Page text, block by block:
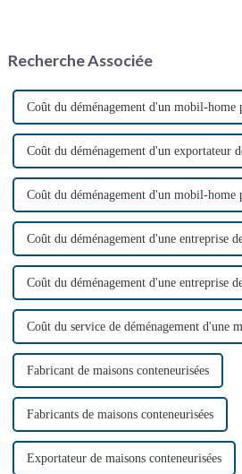
Recherche Associée
Coût du déménagement d'un mobil-home
Coût du déménagement d'un exportateur
Coût du déménagement d'un mobil-home
Coût du déménagement d'une entreprise
Coût du déménagement d'une entreprise
Coût du service de déménagement d'une
Fabricant de maisons conteneurisées
Fabricants de maisons conteneurisées
Exportateur de maisons conteneurisées